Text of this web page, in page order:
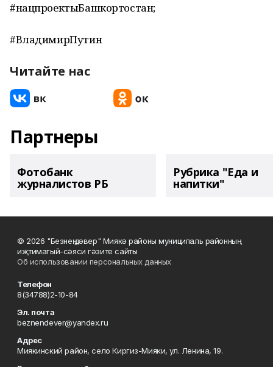
#нацпроектыБашкортостан;
#ВладимирПутин
Читайте нас
Партнеры
Фотобанк
журналистов РБ
Рубрика "Еда и
напитки"
© 2026 "Безнең дәвер" Миякә районы муниципаль районның
иҗтимагый-сәяси гәзите сайты
Об использовании персональных данных
Телефон
8(34788)2-10-84
Эл. почта
beznendever@yandex.ru
Адрес
Миякинский район, село Киргиз-Мияки, ул. Ленина, 19.